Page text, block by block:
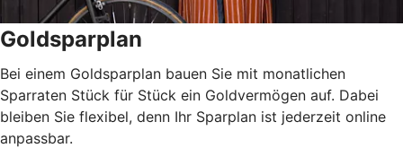
Goldsparplan
Bei einem Goldsparplan bauen Sie mit monatlichen
Sparraten Stück für Stück ein Goldvermögen auf. Dabei
bleiben Sie flexibel, denn Ihr Sparplan ist jederzeit online
anpassbar.